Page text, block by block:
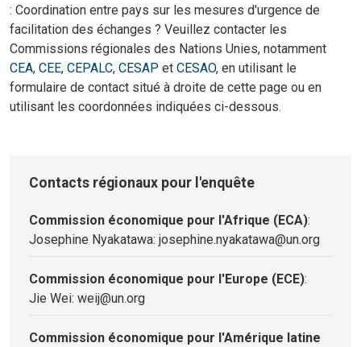
: Coordination entre pays sur les mesures d'urgence de
facilitation des échanges ? Veuillez contacter les
Commissions régionales des Nations Unies, notamment
CEA, CEE, CEPALC, CESAP et CESAO, en utilisant le
formulaire de contact situé à droite de cette page ou en
utilisant les coordonnées indiquées ci-dessous.
Contacts régionaux pour l'enquête
Commission économique pour l'Afrique (ECA):
Josephine Nyakatawa: josephine.nyakatawa@un.org
Commission économique pour l'Europe (ECE):
Jie Wei: weij@un.org
Commission économique pour l'Amérique latine